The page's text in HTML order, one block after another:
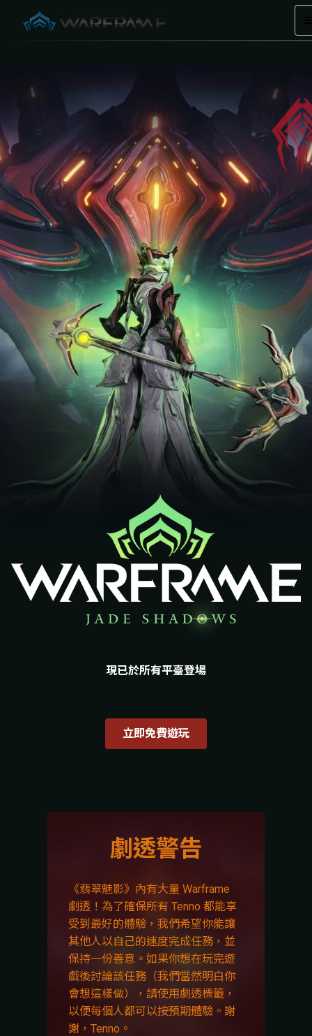
現已於所有平臺登場
立即免費遊玩
劇透警告
《翡翠魅影》內有大量 Warframe
劇透！為了確保所有 Tenno 都能享
受到最好的體驗，我們希望你能讓
其他人以自己的速度完成任務，並
保持一份善意。如果你想在玩完遊
戲後討論該任務（我們當然明白你
會想這樣做），請使用劇透標籤，
以便每個人都可以按預期體驗。謝
謝，Tenno。